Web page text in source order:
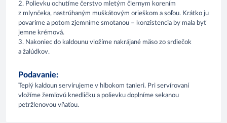
2. Polievku ochutíme čerstvo mletým čiernym korením
z mlynčeka, nastrúhaným muškátovým orieškom a soľou. Krátko ju
povaríme a potom zjemníme smotanou – konzistencia by mala byť
jemne krémová.
3. Nakoniec do kaldounu vložíme nakrájané mäso zo srdiečok
a žalúdkov.
Podavanie:
Teplý kaldoun servírujeme v hlbokom tanieri. Pri servírovaní
vložíme žemľovú knedličku a polievku doplníme sekanou
petržlenovou vňaťou.